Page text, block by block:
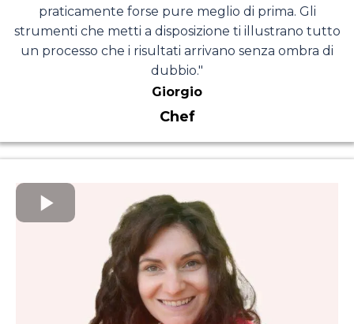
praticamente forse pure meglio di prima. Gli
strumenti che metti a disposizione ti illustrano tutto
un processo che i risultati arrivano senza ombra di
dubbio."
Giorgio
Chef